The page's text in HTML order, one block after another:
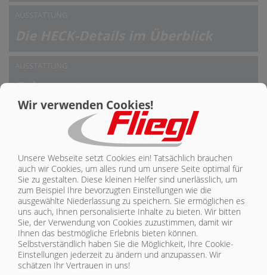
Fahrzeugtypen
DIE WICHTIGSTEN VORTEILE DES
PROFI-KETTENSTREUERS AUF EINEN
BLICK
Fassungsvolumen von 12 bis 32 m³
Als Einachser, Tandem oder Tridem
Verschiedene Fahrwerksoptionen
Wir verwenden Cookies!
Unsere Webseite setzt Cookies ein! Tatsächlich brauchen
auch wir Cookies, um alles rund um unsere Seite optimal für
Sie zu gestalten. Diese kleinen Helfer sind unerlässlich, um
zum Beispiel Ihre bevorzugten Einstellungen wie die
ausgewählte Niederlassung zu speichern. Sie ermöglichen es
uns auch, Ihnen personalisierte Inhalte zu bieten. Wir bitten
Sie, der Verwendung von Cookies zuzustimmen, damit wir
Ihnen das bestmögliche Erlebnis bieten können.
Selbstverständlich haben Sie die Möglichkeit, Ihre Cookie-
Einstellungen jederzeit zu ändern und anzupassen. Wir
schätzen Ihr Vertrauen in uns!